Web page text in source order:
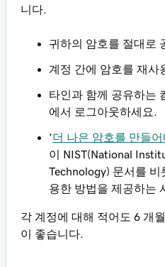
니다.
귀하의 암호를 절대로
계정 간에 암호를 재사
타인과 함께 공유하는
에서 로그아웃하세요.
'더 나은 암호를 만들
이 NIST(National
Technology) 문서를
용한 방법을 제공하는
각 계정에 대해 적어도 6 개
이 좋습니다.